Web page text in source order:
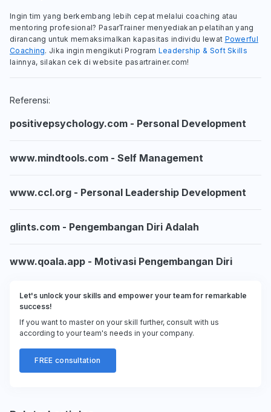
Ingin tim yang berkembang lebih cepat melalui coaching atau
mentoring profesional? PasarTrainer menyediakan pelatihan yang
dirancang untuk memaksimalkan kapasitas individu lewat Powerful
Coaching. Jika ingin mengikuti Program Leadership & Soft Skills
lainnya, silakan cek di website pasartrainer.com!
Referensi:
positivepsychology.com - Personal Development
www.mindtools.com - Self Management
www.ccl.org - Personal Leadership Development
glints.com - Pengembangan Diri Adalah
www.qoala.app - Motivasi Pengembangan Diri
Let's unlock your skills and empower your team for remarkable
success!
If you want to master on your skill further, consult with us
according to your team's needs in your company.
FREE consultation